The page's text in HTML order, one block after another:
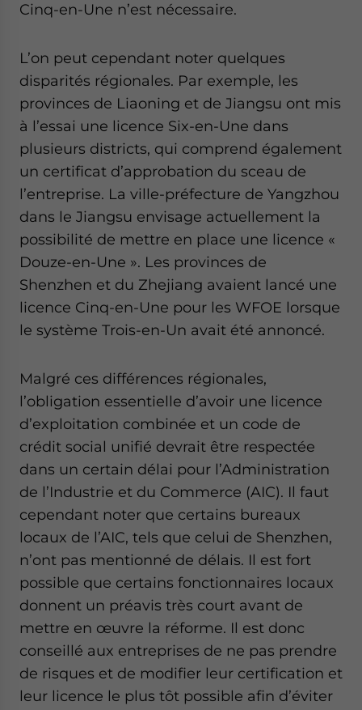
Cinq-en-Une n’est nécessaire.
L’on peut cependant noter quelques
disparités régionales. Par exemple, les
provinces de Liaoning et de Jiangsu ont mis
à l’essai une licence Six-en-Une dans
plusieurs districts, qui comprend également
un certificat d’approbation du sceau de
l’entreprise. La ville-préfecture de Yangzhou
dans le Jiangsu envisage actuellement la
possibilité de mettre en place une licence «
Douze-en-Une ». Les provinces de
Shenzhen et du Zhejiang avaient lancé une
licence Cinq-en-Une pour les WFOE lorsque
le système Trois-en-Un avait été annoncé.
Malgré ces différences régionales,
l’obligation essentielle d’avoir une licence
d’exploitation combinée et un code de
crédit social unifié devrait être respectée
dans un certain délai pour l’Administration
de l’Industrie et du Commerce (AIC). Il faut
cependant noter que certains bureaux
locaux de l’AIC, tels que celui de Shenzhen,
n’ont pas mentionné de délais. Il est fort
possible que certains fonctionnaires locaux
donnent un préavis très court avant de
mettre en œuvre la réforme. Il est donc
conseillé aux entreprises de ne pas prendre
de risques et de modifier leur certification et
leur licence le plus tôt possible afin d’éviter